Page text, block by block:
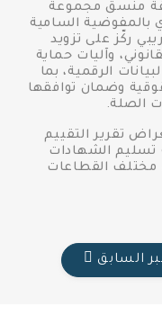
منسق مجموعة
بالمفوضية السامية
ركّز على تزويد
وآليات حماية
الرقمية، بما
وضمان توافقها
الصلة.
تقرير التقييم
تسليم الشهادات
مختلف القطاعات
السابق